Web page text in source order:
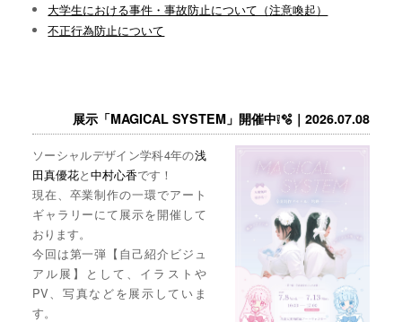
大学生における事件・事故防止について（注意喚起）
不正行為防止について
展示「MAGICAL SYSTEM」開催中❕🫧｜2026.07.08
ソーシャルデザイン学科4年の浅
田真優花と中村心香です！
現在、卒業制作の一環でアート
ギャラリーにて展示を開催して
おります。
今回は第一弾【自己紹介ビジュ
アル展】として、イラストや
PV、写真などを展示していま
す。